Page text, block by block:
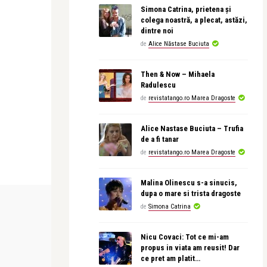
Alice Năstase Buciuta
Paulo Ferreira: O voce nu este doar un
sunet, este un co ...
CONCERTE &
Alice Năstase
Alexandra
Simona Catrina, prietena și
colega noastră, a plecat, astăzi,
dintre noi
de Alice Năstase Buciuta
Then & Now – Mihaela
Radulescu
de revistatango.ro Marea Dragoste
Alice Nastase Buciuta – Trufia
de a fi tanar
de revistatango.ro Marea Dragoste
Malina Olinescu s-a sinucis,
dupa o mare si trista dragoste
de Simona Catrina
Nicu Covaci: Tot ce mi-am
propus in viata am reusit! Dar
ce pret am platit…